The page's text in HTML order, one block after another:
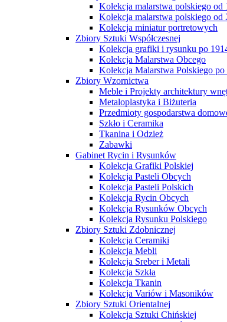
Kolekcja malarstwa polskiego od
Kolekcja malarstwa polskiego
Kolekcja miniatur portretowych
Zbiory Sztuki Współczesnej
Kolekcja grafiki i rysunku po
Kolekcja Malarstwa Obcego
Kolekcja Malarstwa Polskiego po
Zbiory Wzornictwa
Meble i Projekty architektury
Metaloplastyka i Biżuteria
Przedmioty gospodarstwa
Szkło i Ceramika
Tkanina i Odzież
Zabawki
Gabinet Rycin i Rysunków
Kolekcja Grafiki Polskiej
Kolekcja Pasteli Obcych
Kolekcja Pasteli Polskich
Kolekcja Rycin Obcych
Kolekcja Rysunków Obcych
Kolekcja Rysunku Polskiego
Zbiory Sztuki Zdobnicznej
Kolekcja Ceramiki
Kolekcja Mebli
Kolekcja Sreber i Metali
Kolekcja Szkła
Kolekcja Tkanin
Kolekcja Variów i Masoników
Zbiory Sztuki Orientalnej
Kolekcja Sztuki Chińskiej